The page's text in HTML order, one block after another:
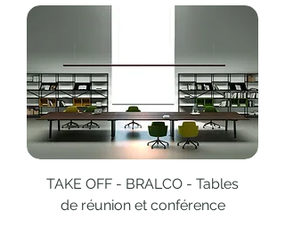
TAKE OFF - BRALCO - Tables
de réunion et conférence